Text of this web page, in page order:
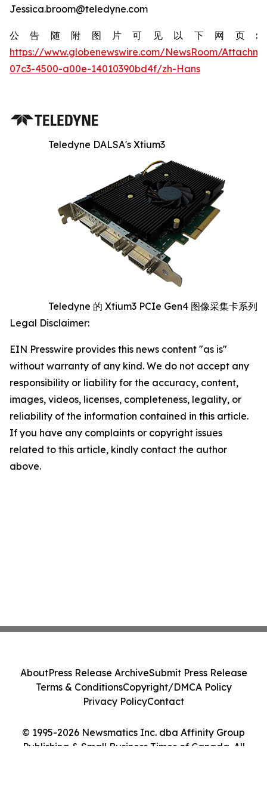
Jessica.broom@teledyne.com
公告随附图片可见以下网页:
https://www.globenewswire.com/NewsRoom/
07c3-4500-a00e-14010390bd4f/zh-Hans
Teledyne DALSA's Xtium3
Teledyne 的 Xtium3 PCIe Gen4 图像采集卡系列
Legal Disclaimer:
EIN Presswire provides this news content "as is"
without warranty of any kind. We do not accept any
responsibility or liability for the accuracy, content,
images, videos, licenses, completeness, legality, or
reliability of the information contained in this article.
If you have any complaints or copyright issues
related to this article, kindly contact the author
above.
© 1995-2026 Newsmatics Inc. dba Affinity Group
Publishing & Small Business Times of Canada. All
AboutPress Release ArchiveSubmit Press Release
Terms & ConditionsCopyright/DMCA Policy
Privacy PolicyContact